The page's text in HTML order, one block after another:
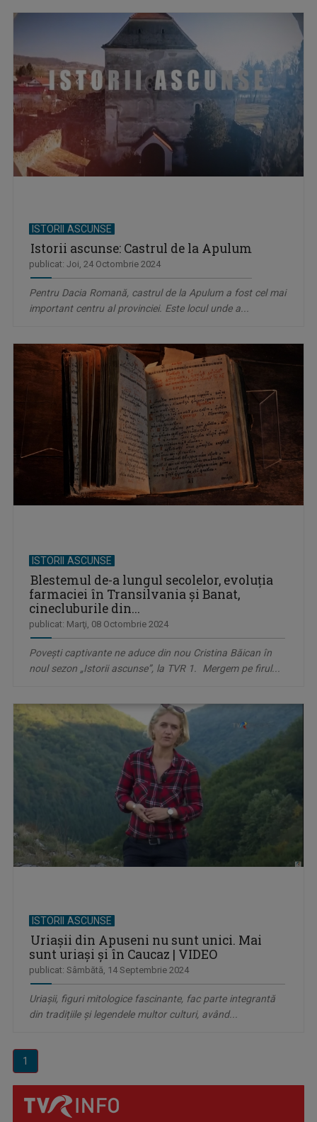
ISTORII ASCUNSE
Istorii ascunse: Castrul de la Apulum
publicat: Joi, 24 Octombrie 2024
Pentru Dacia Romană, castrul de la Apulum a fost cel mai
important centru al provinciei. Este locul unde a...
ISTORII ASCUNSE
Blestemul de-a lungul secolelor, evoluţia
farmaciei în Transilvania şi Banat,
cinecluburile din...
publicat: Marţi, 08 Octombrie 2024
Poveşti captivante ne aduce din nou Cristina Băican în
noul sezon „Istorii ascunse”, la TVR 1. Mergem pe firul...
ISTORII ASCUNSE
Uriașii din Apuseni nu sunt unici. Mai
sunt uriași și în Caucaz | VIDEO
publicat: Sâmbătă, 14 Septembrie 2024
Uriașii, figuri mitologice fascinante, fac parte integrantă
din tradițiile și legendele multor culturi, având...
1